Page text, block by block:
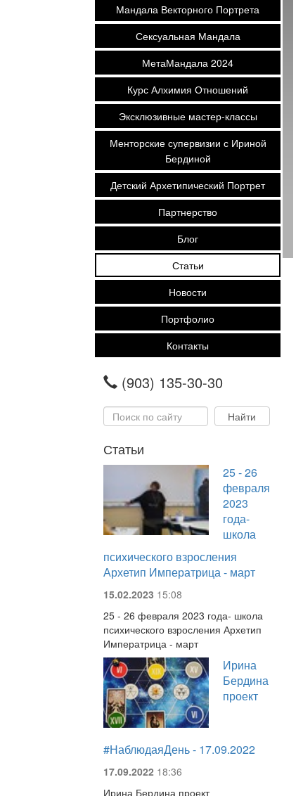
Мандала Векторного Портрета
Сексуальная Мандала
МетаМандала 2024
Курс Алхимия Отношений
Эксклюзивные мастер-классы
Менторские супервизии с Ириной
Бердиной
Детский Архетипический Портрет
Партнерство
Блог
Статьи
Новости
Портфолио
Контакты
(903) 135-30-30
Статьи
25 - 26
февраля
2023
года-
школа
психического взросления
Архетип Императрица - март
15.02.2023 15:08
25 - 26 февраля 2023 года- школа
психического взросления Архетип
Императрица - март
Ирина
Бердина
проект
#НаблюдаяДень - 17.09.2022
17.09.2022 18:36
Ирина Бердина проект